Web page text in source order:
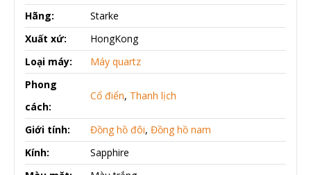
Hãng:
Starke
Xuất xứ:
HongKong
Loại máy:
Máy quartz
Phong
cách:
Cổ điển, Thanh lịch
Giới tính: Đồng hồ đôi, Đồng hồ nam
Kính:
Sapphire